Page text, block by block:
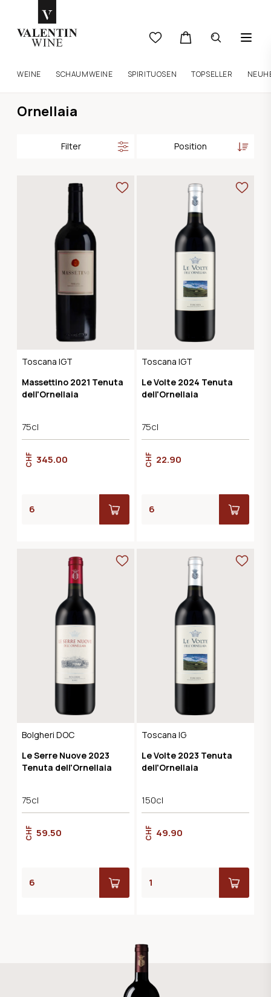
WEINE SCHAUMWEINE SPIRITUOSEN TOPSELLER
Ornellaia
Filter
Toscana IGT
Massettino 2021 Tenuta
dell'Ornellaia
75cl
CHF 345.00
Toscana IGT
Le Volte 2024 Tenuta
dell'Ornellaia
75cl
CHF 22.90
Bolgheri DOC
Le Serre Nuove 2023
Tenuta dell'Ornellaia
75cl
CHF 59.50
Toscana IG
Le Volte 2023 Tenuta
dell'Ornellaia
150cl
CHF 49.90